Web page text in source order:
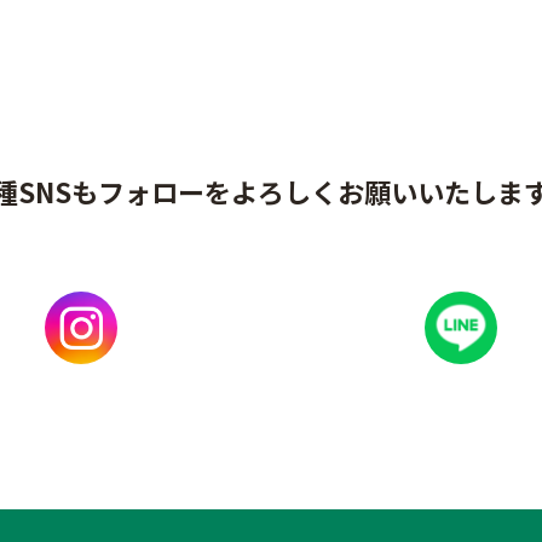
SNSもフォローをよろしくお願いいたしま